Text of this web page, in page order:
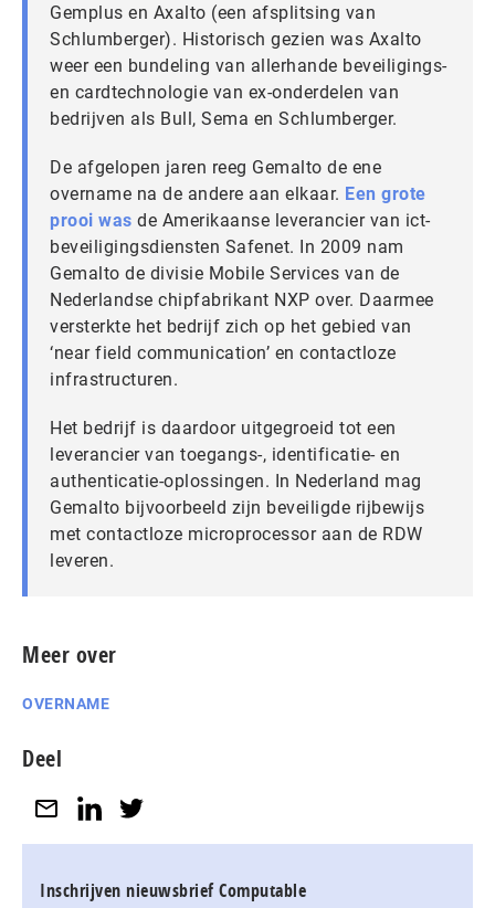
Gemplus en Axalto (een afsplitsing van
Schlumberger). Historisch gezien was Axalto
weer een bundeling van allerhande beveiligings-
en cardtechnologie van ex-onderdelen van
bedrijven als Bull, Sema en Schlumberger.
De afgelopen jaren reeg Gemalto de ene
overname na de andere aan elkaar. Een grote
prooi was de Amerikaanse leverancier van ict-
beveiligingsdiensten Safenet. In 2009 nam
Gemalto de divisie Mobile Services van de
Nederlandse chipfabrikant NXP over. Daarmee
versterkte het bedrijf zich op het gebied van
‘near field communication’ en contactloze
infrastructuren.
Het bedrijf is daardoor uitgegroeid tot een
leverancier van toegangs-, identificatie- en
authenticatie-oplossingen. In Nederland mag
Gemalto bijvoorbeeld zijn beveiligde rijbewijs
met contactloze microprocessor aan de RDW
leveren.
Meer over
OVERNAME
Deel
Inschrijven nieuwsbrief Computable